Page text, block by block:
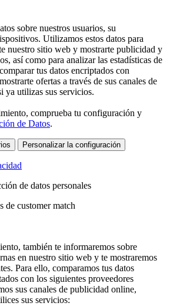
sobre nuestros usuarios, su
Utilizamos estos datos para
nuestro sitio web y mostrarte publicidad y
así como para analizar las estadísticas de
tus datos encriptados con
ofertas a través de sus canales de
ya utilizas sus servicios.
comprueba tu configuración y
de Datos.
Personalizar la configuración
de datos personales
de customer match
también te informaremos sobre
en nuestro sitio web y te mostraremos
Para ello, comparamos tus datos
con los siguientes proveedores
sus canales de publicidad online,
sus servicios: